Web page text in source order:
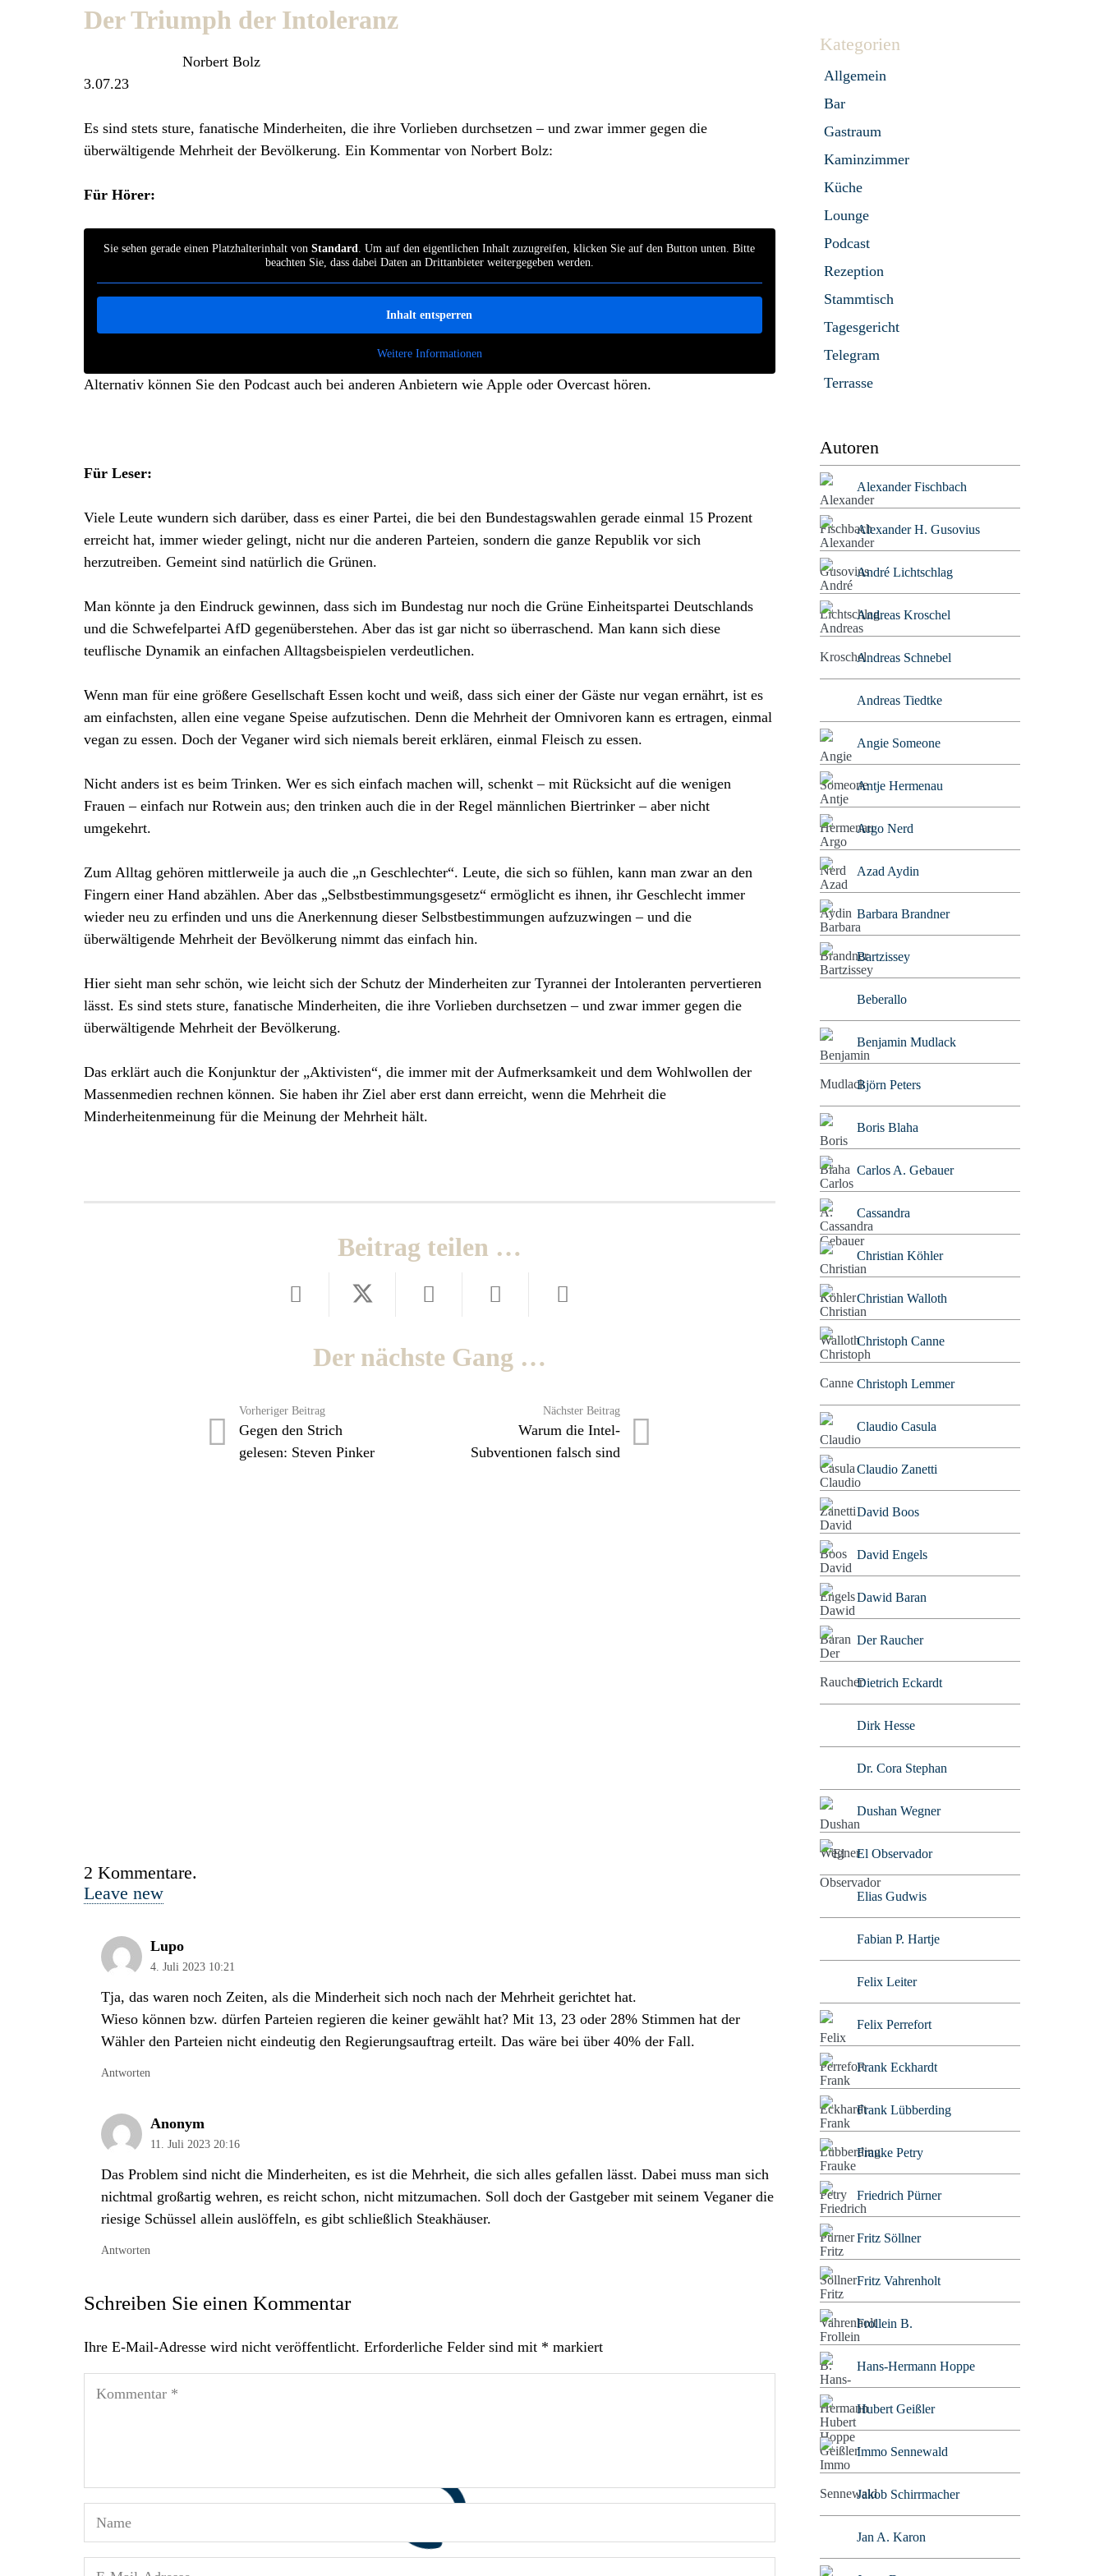
Der Triumph der Intoleranz
Norbert Bolz
3.07.23
Es sind stets sture, fanatische Minderheiten, die ihre Vorlieben durchsetzen – und zwar immer gegen die
überwältigende Mehrheit der Bevölkerung. Ein Kommentar von Norbert Bolz:
Für Hörer:
Sie sehen gerade einen Platzhalterinhalt vonStandard. Um auf den eigentlichen Inhalt zuzugreifen, klicken Sie auf den Button unten. Bitte
beachten Sie, dass dabei Daten an Drittanbieter weitergegeben werden.
Inhalt entsperren
Weitere Informationen
Alternativ können Sie den Podcast auch bei anderen Anbietern wie Apple oder Overcast hören.
Für Leser:
Viele Leute wundern sich darüber, dass es einer Partei, die bei den Bundestagswahlen gerade einmal 15 Prozent
erreicht hat, immer wieder gelingt, nicht nur die anderen Parteien, sondern die ganze Republik vor sich
herzutreiben. Gemeint sind natürlich die Grünen.
Man könnte ja den Eindruck gewinnen, dass sich im Bundestag nur noch die Grüne Einheitspartei Deutschlands
und die Schwefelpartei AfD gegenüberstehen. Aber das ist gar nicht so überraschend. Man kann sich diese
teuflische Dynamik an einfachen Alltagsbeispielen verdeutlichen.
Wenn man für eine größere Gesellschaft Essen kocht und weiß, dass sich einer der Gäste nur vegan ernährt, ist es
am einfachsten, allen eine vegane Speise aufzutischen. Denn die Mehrheit der Omnivoren kann es ertragen, einmal
vegan zu essen. Doch der Veganer wird sich niemals bereit erklären, einmal Fleisch zu essen.
Nicht anders ist es beim Trinken. Wer es sich einfach machen will, schenkt – mit Rücksicht auf die wenigen
Frauen – einfach nur Rotwein aus; den trinken auch die in der Regel männlichen Biertrinker – aber nicht
umgekehrt.
Zum Alltag gehören mittlerweile ja auch die „n Geschlechter“. Leute, die sich so fühlen, kann man zwar an den
Fingern einer Hand abzählen. Aber das „Selbstbestimmungsgesetz“ ermöglicht es ihnen, ihr Geschlecht immer
wieder neu zu erfinden und uns die Anerkennung dieser Selbstbestimmungen aufzuzwingen – und die
überwältigende Mehrheit der Bevölkerung nimmt das einfach hin.
Hier sieht man sehr schön, wie leicht sich der Schutz der Minderheiten zur Tyrannei der Intoleranten pervertieren
lässt. Es sind stets sture, fanatische Minderheiten, die ihre Vorlieben durchsetzen – und zwar immer gegen die
überwältigende Mehrheit der Bevölkerung.
Das erklärt auch die Konjunktur der „Aktivisten“, die immer mit der Aufmerksamkeit und dem Wohlwollen der
Massenmedien rechnen können. Sie haben ihr Ziel aber erst dann erreicht, wenn die Mehrheit die
Minderheitenmeinung für die Meinung der Mehrheit hält.
Beitrag teilen …
Der nächste Gang …
Vorheriger Beitrag
Gegen den Strich
gelesen: Steven Pinker
Nächster Beitrag
Warum die Intel-
Subventionen falsch sind
2 Kommentare.
Leave new
Lupo
4. Juli 2023 10:21
Tja, das waren noch Zeiten, als die Minderheit sich noch nach der Mehrheit gerichtet hat.
Wieso können bzw. dürfen Parteien regieren die keiner gewählt hat? Mit 13, 23 oder 28% Stimmen hat der
Wähler den Parteien nicht eindeutig den Regierungsauftrag erteilt. Das wäre bei über 40% der Fall.
Antworten
Anonym
11. Juli 2023 20:16
Das Problem sind nicht die Minderheiten, es ist die Mehrheit, die sich alles gefallen lässt. Dabei muss man sich
nichtmal großartig wehren, es reicht schon, nicht mitzumachen. Soll doch der Gastgeber mit seinem Veganer die
riesige Schüssel allein auslöffeln, es gibt schließlich Steakhäuser.
Antworten
Schreiben Sie einen Kommentar
Ihre E-Mail-Adresse wird nicht veröffentlicht. Erforderliche Felder sind mit * markiert
Kategorien
Allgemein
Bar
Gastraum
Kaminzimmer
Küche
Lounge
Podcast
Rezeption
Stammtisch
Tagesgericht
Telegram
Terrasse
Autoren
Alexander Fischbach
Alexander H. Gusovius
André Lichtschlag
Andreas Kroschel
Andreas Schnebel
Andreas Tiedtke
Angie Someone
Antje Hermenau
Argo Nerd
Azad Aydin
Barbara Brandner
Bartzissey
Beberallo
Benjamin Mudlack
Björn Peters
Boris Blaha
Carlos A. Gebauer
Cassandra
Christian Köhler
Christian Walloth
Christoph Canne
Christoph Lemmer
Claudio Casula
Claudio Zanetti
David Boos
David Engels
Dawid Baran
Der Raucher
Dietrich Eckardt
Dirk Hesse
Dr. Cora Stephan
Dushan Wegner
El Observador
Elias Gudwis
Fabian P. Hartje
Felix Leiter
Felix Perrefort
Frank Eckhardt
Frank Lübberding
Frauke Petry
Friedrich Pürner
Fritz Söllner
Fritz Vahrenholt
Frollein B.
Hans-Hermann Hoppe
Hubert Geißler
Immo Sennewald
Jakob Schirrmacher
Jan A. Karon